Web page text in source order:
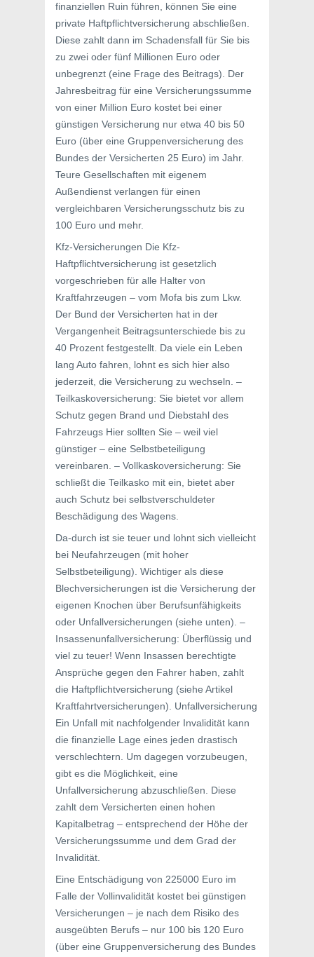
finanziellen Ruin führen, können Sie eine
private Haftpflichtversicherung abschließen.
Diese zahlt dann im Schadensfall für Sie bis
zu zwei oder fünf Millionen Euro oder
unbegrenzt (eine Frage des Beitrags). Der
Jahresbeitrag für eine Versicherungssumme
von einer Million Euro kostet bei einer
günstigen Versicherung nur etwa 40 bis 50
Euro (über eine Gruppenversicherung des
Bundes der Versicherten 25 Euro) im Jahr.
Teure Gesellschaften mit eigenem
Außendienst verlangen für einen
vergleichbaren Versicherungsschutz bis zu
100 Euro und mehr.
Kfz-Versicherungen Die Kfz-
Haftpflichtversicherung ist gesetzlich
vorgeschrieben für alle Halter von
Kraftfahrzeugen – vom Mofa bis zum Lkw.
Der Bund der Versicherten hat in der
Vergangenheit Beitragsunterschiede bis zu
40 Prozent festgestellt. Da viele ein Leben
lang Auto fahren, lohnt es sich hier also
jederzeit, die Versicherung zu wechseln. –
Teilkaskoversicherung: Sie bietet vor allem
Schutz gegen Brand und Diebstahl des
Fahrzeugs Hier sollten Sie – weil viel
günstiger – eine Selbstbeteiligung
vereinbaren. – Vollkaskoversicherung: Sie
schließt die Teilkasko mit ein, bietet aber
auch Schutz bei selbstverschuldeter
Beschädigung des Wagens.
Da-durch ist sie teuer und lohnt sich vielleicht
bei Neufahrzeugen (mit hoher
Selbstbeteiligung). Wichtiger als diese
Blechversicherungen ist die Versicherung der
eigenen Knochen über Berufsunfähigkeits
oder Unfallversicherungen (siehe unten). –
Insassenunfallversicherung: Überflüssig und
viel zu teuer! Wenn Insassen berechtigte
Ansprüche gegen den Fahrer haben, zahlt
die Haftpflichtversicherung (siehe Artikel
Kraftfahrtversicherungen). Unfallversicherung
Ein Unfall mit nachfolgender Invalidität kann
die finanzielle Lage eines jeden drastisch
verschlechtern. Um dagegen vorzubeugen,
gibt es die Möglichkeit, eine
Unfallversicherung abzuschließen. Diese
zahlt dem Versicherten einen hohen
Kapitalbetrag – entsprechend der Höhe der
Versicherungssumme und dem Grad der
Invalidität.
Eine Entschädigung von 225000 Euro im
Falle der Vollinvalidität kostet bei günstigen
Versicherungen – je nach dem Risiko des
ausgeübten Berufs – nur 100 bis 120 Euro
(über eine Gruppenversicherung des Bundes